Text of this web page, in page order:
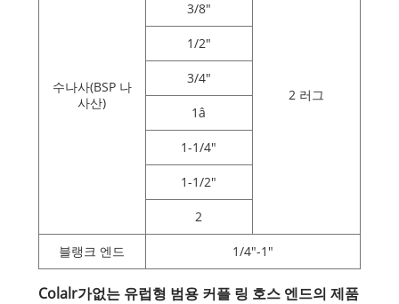
수나사(BSP 나
사산)
2 러그
3/8"
1/2"
3/4"
1â
1-1/4"
1-1/2"
2
블랭크 엔드 1/4"-1"
Colalr가없는 유럽형 범용 커플 링 호스 엔드의 제품